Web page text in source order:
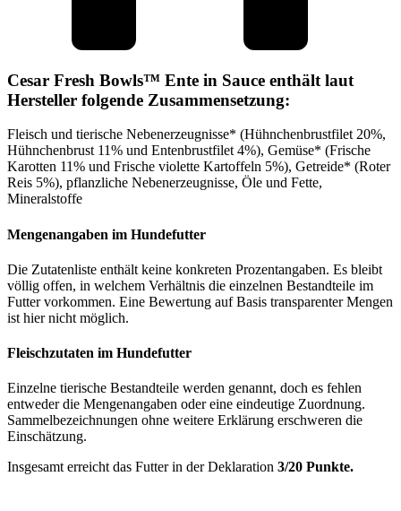
Cesar Fresh Bowls™ Ente in Sauce enthält laut
Hersteller folgende Zusammensetzung:
Fleisch und tierische Nebenerzeugnisse* (Hühnchenbrustfilet 20%,
Hühnchenbrust 11% und Entenbrustfilet 4%), Gemüse* (Frische
Karotten 11% und Frische violette Kartoffeln 5%), Getreide* (Roter
Reis 5%), pflanzliche Nebenerzeugnisse, Öle und Fette,
Mineralstoffe
Mengenangaben im Hundefutter
Die Zutatenliste enthält keine konkreten Prozentangaben. Es bleibt
völlig offen, in welchem Verhältnis die einzelnen Bestandteile im
Futter vorkommen. Eine Bewertung auf Basis transparenter Mengen
ist hier nicht möglich.
Fleischzutaten im Hundefutter
Einzelne tierische Bestandteile werden genannt, doch es fehlen
entweder die Mengenangaben oder eine eindeutige Zuordnung.
Sammelbezeichnungen ohne weitere Erklärung erschweren die
Einschätzung.
Insgesamt erreicht das Futter in der Deklaration 3/20 Punkte.